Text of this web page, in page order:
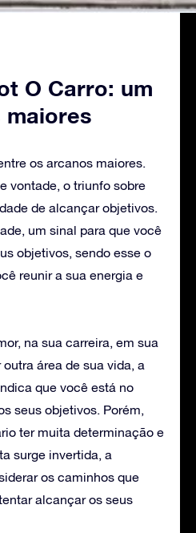
O Carro: um
os arcanos maiores.
vontade, o triunfo sobre
de alcançar objetivos.
um sinal para que você
objetivos, sendo esse o
reunir a sua energia e
na sua carreira, em sua
área de sua vida, a
que você está no
seus objetivos. Porém,
ter muita determinação e
surge invertida, a
os caminhos que
alcançar os seus